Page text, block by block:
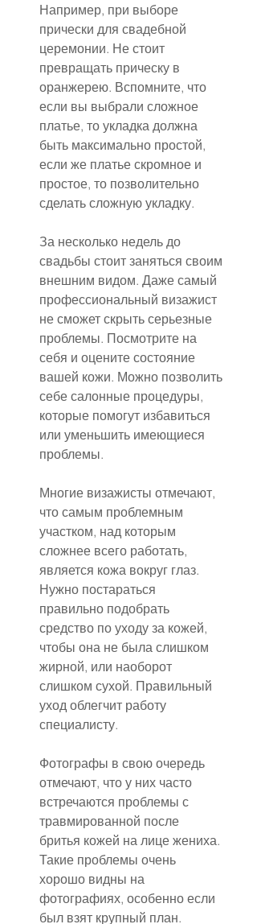
Например, при выборе
прически для свадебной
церемонии. Не стоит
превращать прическу в
оранжерею. Вспомните, что
если вы выбрали сложное
платье, то укладка должна
быть максимально простой,
если же платье скромное и
простое, то позволительно
сделать сложную укладку.
За несколько недель до
свадьбы стоит заняться своим
внешним видом. Даже самый
профессиональный визажист
не сможет скрыть серьезные
проблемы. Посмотрите на
себя и оцените состояние
вашей кожи. Можно позволить
себе салонные процедуры,
которые помогут избавиться
или уменьшить имеющиеся
проблемы.
Многие визажисты отмечают,
что самым проблемным
участком, над которым
сложнее всего работать,
является кожа вокруг глаз.
Нужно постараться
правильно подобрать
средство по уходу за кожей,
чтобы она не была слишком
жирной, или наоборот
слишком сухой. Правильный
уход облегчит работу
специалисту.
Фотографы в свою очередь
отмечают, что у них часто
встречаются проблемы с
травмированной после
бритья кожей на лице жениха.
Такие проблемы очень
хорошо видны на
фотографиях, особенно если
был взят крупный план.